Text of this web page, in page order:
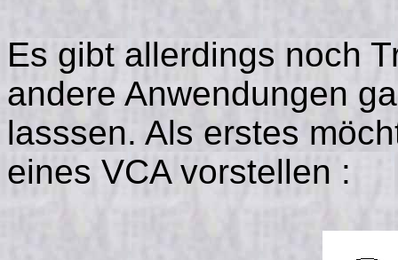
Es gibt allerdings noch
andere Anwendungen
lasssen. Als erstes
eines VCA vorstellen :